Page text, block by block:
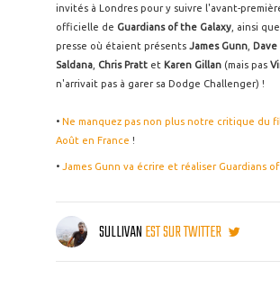
invités à Londres pour y suivre l'avant-
officielle de Guardians of the Galaxy, ainsi
presse où étaient présents James Gunn,
Saldana, Chris Pratt et Karen Gillan (mais pas
n'arrivait pas à garer sa Dodge Challenger) !
• Ne manquez pas non plus notre critique du
Août en France !
• James Gunn va écrire et réaliser Guardians
SULLIVANEST SUR TWITTER